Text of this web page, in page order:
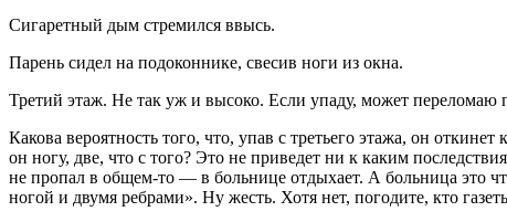
Сигаретный дым стремился ввысь.
Парень сидел на подоконнике, свесив ноги из окна.
Третий этаж. Не так уж и высоко. Если упаду, может
Какова вероятность того, что, упав с третьего этажа, он
он ногу, две, что с того? Это не приведет ни к каким
не пропал в общем-то — в больнице отдыхает. А больница это
ногой и двумя ребрами». Ну жесть. Хотя нет, погодите, кто